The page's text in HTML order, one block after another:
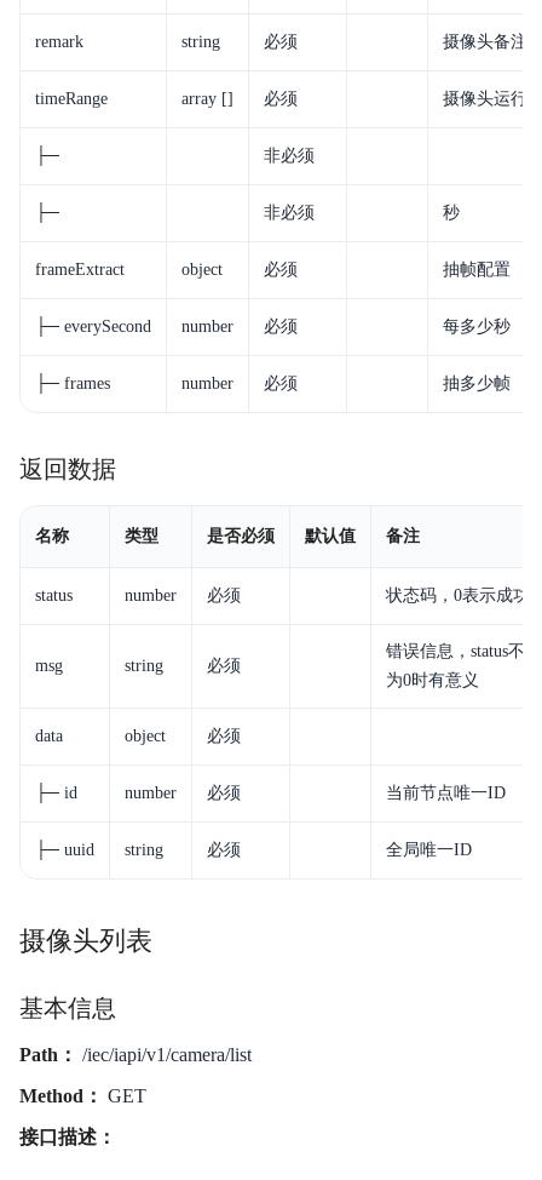
remark string 必须 摄像头备注
timeRange array [] 必须 摄像头运行
├─ 非必须
├─ 非必须 秒
frameExtract object 必须 抽帧配置
├─ everySecond number 必须 每多少秒
├─ frames number 必须 抽多少帧
返回数据
名称 类型 是否必须 默认值 备注
status number 必须 状态码，0表示成功
msg string 必须
错误信息，status不
为0时有意义
data object 必须
├─ id number 必须 当前节点唯一ID
├─ uuid string 必须 全局唯一ID
摄像头列表
基本信息
Path： /iec/iapi/v1/camera/list
Method： GET
接口描述：